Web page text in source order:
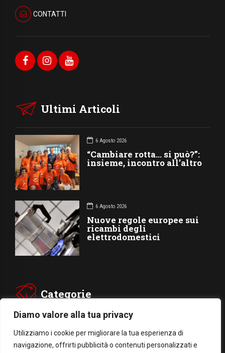
Diamo valore alla tua privacy
Utilizziamo i cookie per migliorare la tua esperienza di
navigazione, offrirti pubblicità o contenuti personalizzati e
CONTATTI
Ultimi Articoli
6 Agosto 2026
“Cambiare rotta… si può?”:
insieme, incontro all’altro
6 Agosto 2026
Nuove regole europee sui
ricambi degli
elettrodomestici
Categorie
CARITÁ GIUBILEO